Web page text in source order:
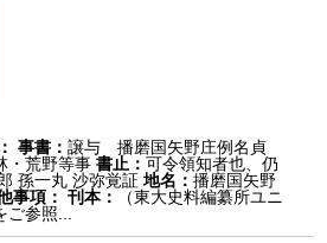
事書：譲与 播磨国矢野庄例名貞
・荒野等事 書止：可令領知者也、仍
孫一丸 沙弥覚証 地名：播磨国矢野
事項： 刊本：
（東大史料編纂所ユニ
参照...